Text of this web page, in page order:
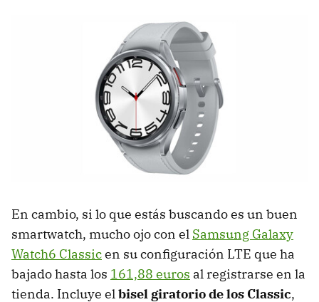
En cambio, si lo que estás buscando es un buen
smartwatch, mucho ojo con el Samsung Galaxy
Watch6 Classicen su configuración LTE que ha
bajado hasta los 161,88 euros al registrarse en la
tienda. Incluye elbisel giratorio de los Classic,